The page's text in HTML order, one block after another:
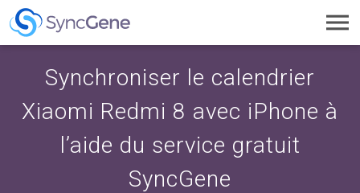
Synchroniser le calendrier
Xiaomi Redmi 8 avec iPhone à
l’aide du service gratuit
SyncGene